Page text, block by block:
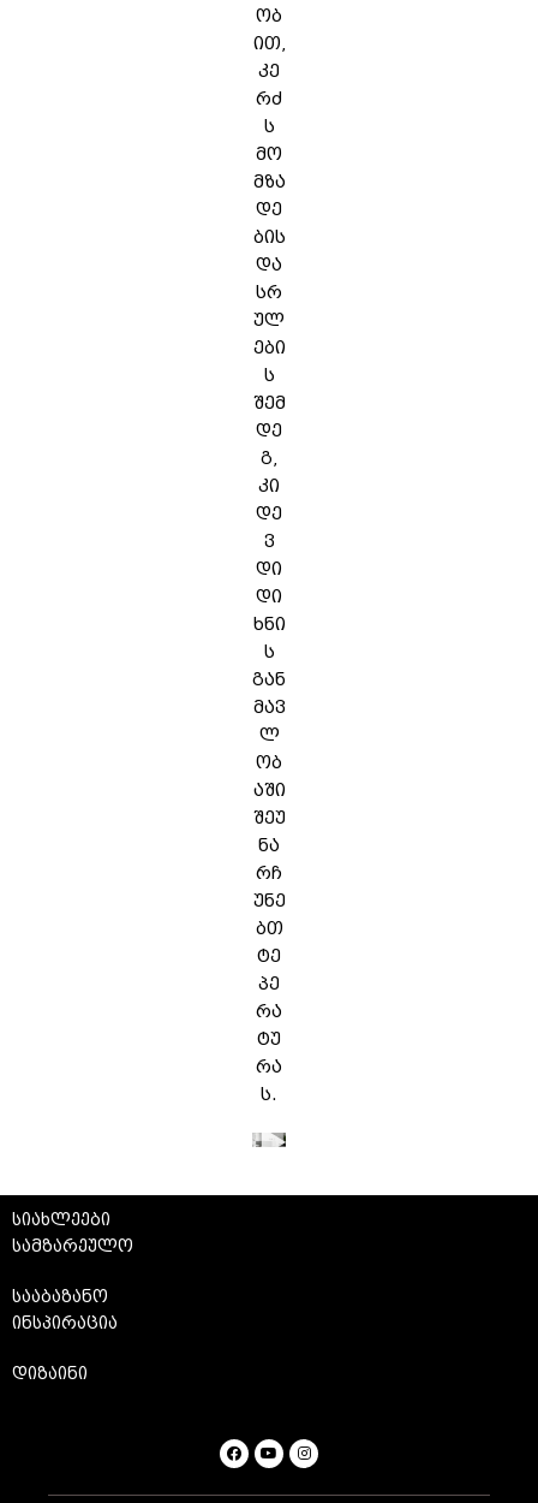
ობ
ით,
კე
რძ
ს
მო
მზა
დე
ბის
და
სრ
ულ
ები
ს
შემ
დე
გ,
კი
დე
ვ
დი
დი
ხნი
ს
გან
მავ
ლ
ობ
აში
შეუ
ნა
რჩ
უნე
ბთ
ტე
პე
რა
ტუ
რა
ს.
სიახლეები
სამზარეულო
სააბაზანო
ინსპირაცია
დიზაინი